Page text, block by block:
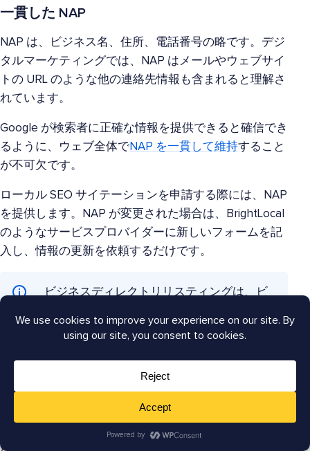
一貫した NAP
NAP は、ビジネス名、住所、電話番号の略です。デジ
タルマーケティングでは、NAP はメールやウェブサイ
トの URL のような他の連絡先情報も含まれると理解さ
れています。
Google が検索者に正確な情報を提供できると確信でき
るように、ウェブ全体でNAP を一貫して維持すること
が不可欠です。
ローカル SEO サイテーションを申請する際には、NAP
を提供します。NAP が変更された場合は、BrightLocal
のようなサービスプロバイダーに新しいフォームを記
入し、情報の更新を依頼するだけです。
ビジネスディレクトリリスティングは、ビ
グ、またはローカルサイテーションとも呼
クションの優先順位付け方法を学びました。